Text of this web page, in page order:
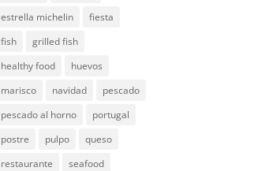
estrella michelin
fiesta
fish
grilled fish
healthy food
huevos
marisco
navidad
pescado
pescado al horno
portugal
postre
pulpo
queso
restaurante
seafood